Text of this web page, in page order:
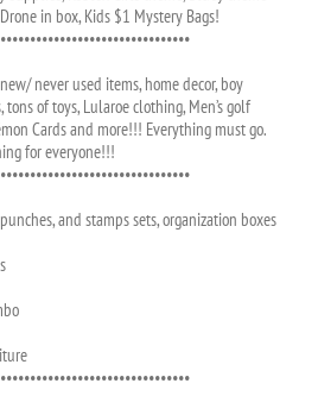
in box, Kids $1 Mystery Bags!
never used items, home decor, boy
of toys, Lularoe clothing, Men’s golf
Cards and more!!! Everything must go.
for everyone!!!
and stamps sets, organization boxes